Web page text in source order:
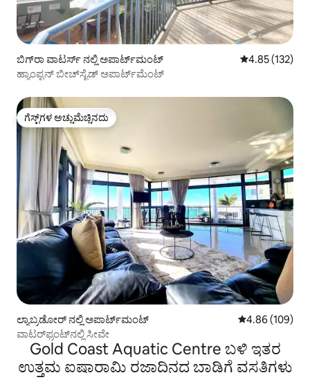
ಬಿಗ್‌ರಾ ವಾಟರ್ಸ್ ನಲ್ಲಿ ಅಪಾರ್ಟ್‌ಮಂಟ್ 5 ರಲ್ಲಿ 4.85
4.85 (132)
ಹ್ಯಾಂಪ್ಟನ್ ಬೀಚ್‌ಸೈಡ್ ಅಪಾರ್ಟ್‌ಮೆಂಟ್
ಗೆಸ್ಟ್‌ಗಳ ಅಚ್ಚುಮೆಚ್ಚಿನದು
ಗೆಸ್ಟ್‌ಗಳ ಅಚ್ಚುಮೆಚ್ಚಿನದು
ಲ್ಯಾಬ್ರಡೋರ್ ನಲ್ಲಿ ಅಪಾರ್ಟ್‌ಮಂಟ್ 5 ರಲ್ಲಿ 4.86
4.86 (109)
ವಾಟರ್‌ಫ್ರಂಟ್‌ನಲ್ಲಿ ಸೀವೇ
Gold Coast Aquatic Centre ಬಳಿ ಇತರ
ಉತ್ತಮ ಐಷಾರಾಮಿ ರಜಾದಿನದ ಬಾಡಿಗೆ ವಸತಿಗಳು